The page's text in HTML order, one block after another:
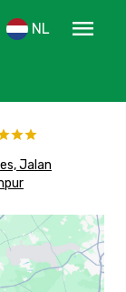
NL
menu
Jalan